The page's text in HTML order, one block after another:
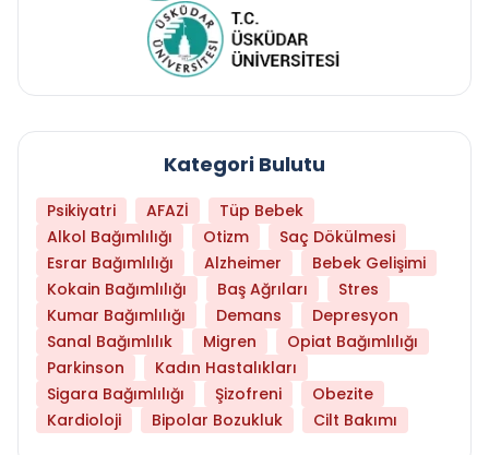
Kategori Bulutu
Psikiyatri AFAZİ
Tüp Bebek
Alkol Bağımlılığı
Otizm
Saç Dökülmesi
Esrar Bağımlılığı
Alzheimer
Bebek Gelişimi
Kokain Bağımlılığı
Baş Ağrıları
Stres
Kumar Bağımlılığı
Demans
Depresyon
Sanal Bağımlılık
Migren
Opiat Bağımlılığı
Parkinson
Kadın Hastalıkları
Sigara Bağımlılığı
Şizofreni
Obezite
Kardioloji
Bipolar Bozukluk Cilt Bakımı